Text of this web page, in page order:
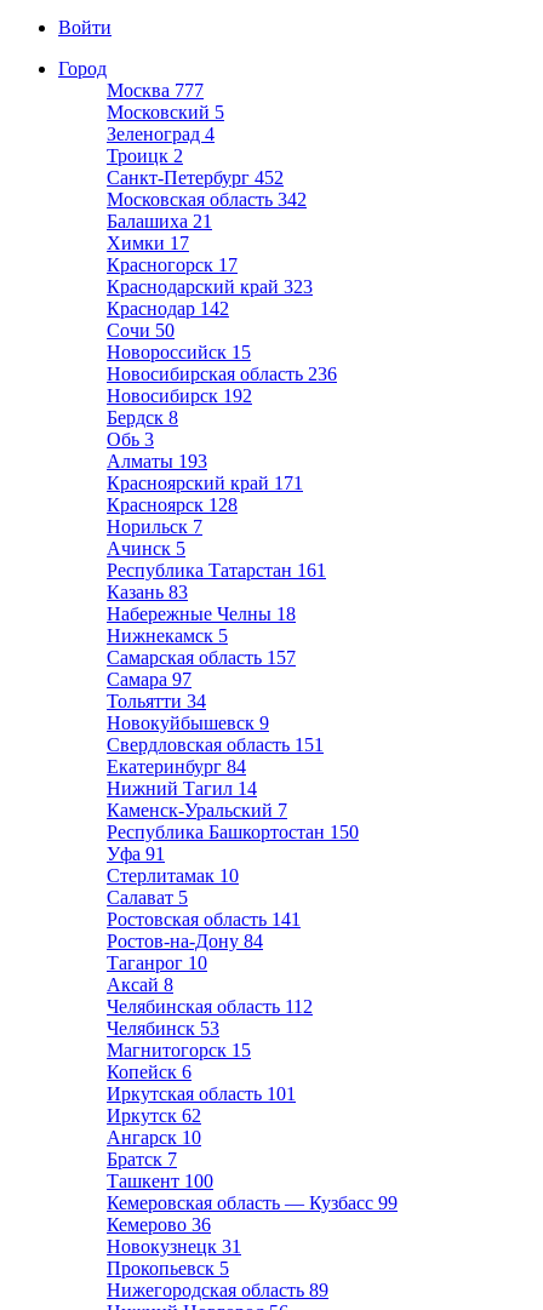
Войти
Город
Москва 777
Московский 5
Зеленоград 4
Троицк 2
Санкт-Петербург 452
Московская область 342
Балашиха 21
Химки 17
Красногорск 17
Краснодарский край 323
Краснодар 142
Сочи 50
Новороссийск 15
Новосибирская область 236
Новосибирск 192
Бердск 8
Обь 3
Алматы 193
Красноярский край 171
Красноярск 128
Норильск 7
Ачинск 5
Республика Татарстан 161
Казань 83
Набережные Челны 18
Нижнекамск 5
Самарская область 157
Самара 97
Тольятти 34
Новокуйбышевск 9
Свердловская область 151
Екатеринбург 84
Нижний Тагил 14
Каменск-Уральский 7
Республика Башкортостан 150
Уфа 91
Стерлитамак 10
Салават 5
Ростовская область 141
Ростов-на-Дону 84
Таганрог 10
Аксай 8
Челябинская область 112
Челябинск 53
Магнитогорск 15
Копейск 6
Иркутская область 101
Иркутск 62
Ангарск 10
Братск 7
Ташкент 100
Кемеровская область — Кузбасс 99
Кемерово 36
Новокузнецк 31
Прокопьевск 5
Нижегородская область 89